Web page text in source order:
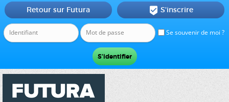
Se souvenir de moi ?
Retour sur Futura  S'inscrire